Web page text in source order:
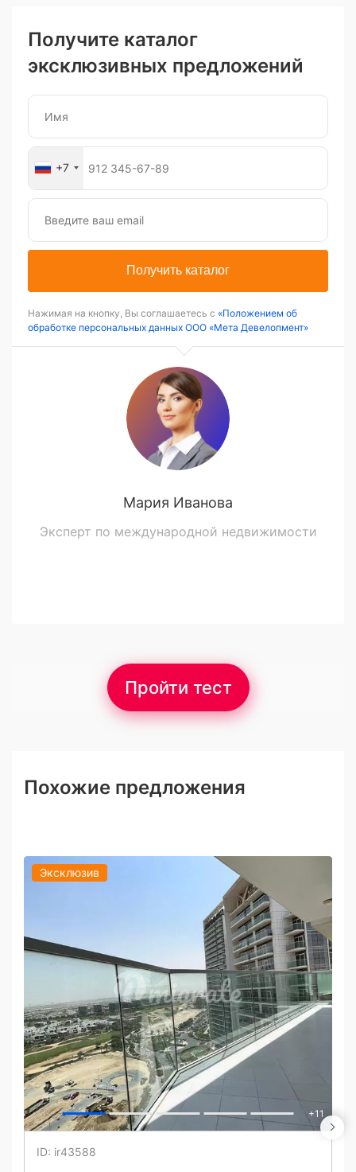
Получите каталог
эксклюзивных предложений
+7
Получить каталог
Нажимая на кнопку, Вы соглашаетесь с «Положением об
обработке персональных данных ООО «Мета Девелопмент»
Мария Иванова
Эксперт по международной недвижимости
Пройти тест
Похожие предложения
Эксклюзив
+11
ID: ir43588